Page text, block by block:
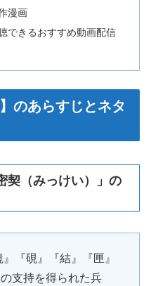
漫画
できるおすすめ動画配信
のあらすじとネタ
契（みっけい）」の
『硯』『結』『匣』
支持を得られた兵